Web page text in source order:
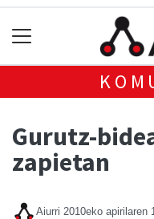
Gurutz-
zapietan
Aiurri 2010eko apirilaren